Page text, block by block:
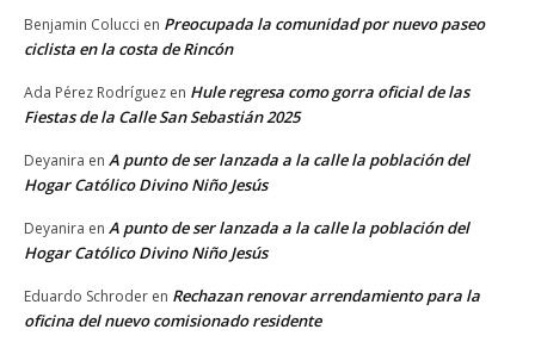
Benjamin Colucci en Preocupada la comunidad por nuevo paseo
ciclista en la costa de Rincón
Ada Pérez Rodríguez en Hule regresa como gorra oficial de las
Fiestas de la Calle San Sebastián 2025
Deyanira en A punto de ser lanzada a la calle la población del
Hogar Católico Divino Niño Jesús
Deyanira en A punto de ser lanzada a la calle la población del
Hogar Católico Divino Niño Jesús
Eduardo Schroder en Rechazan renovar arrendamiento para la
oficina del nuevo comisionado residente